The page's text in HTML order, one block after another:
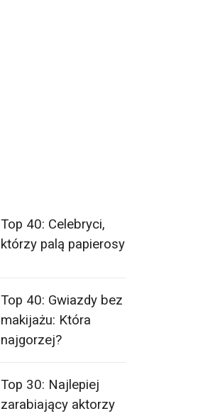
Top 40: Celebryci,
którzy palą papierosy
Top 40: Gwiazdy bez
makijażu: Która
najgorzej?
Top 30: Najlepiej
zarabiający aktorzy